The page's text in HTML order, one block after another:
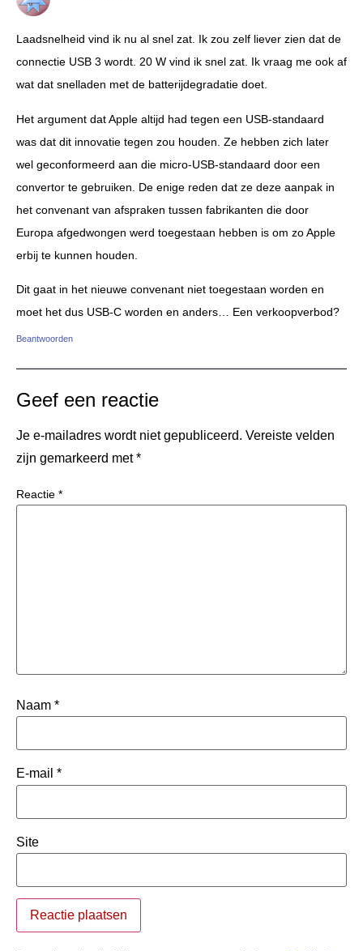
Laadsnelheid vind ik nu al snel zat. Ik zou zelf liever zien dat de
connectie USB 3 wordt. 20 W vind ik snel zat. Ik vraag me ook af
wat dat snelladen met de batterijdegradatie doet.
Het argument dat Apple altijd had tegen een USB-standaard
was dat dit innovatie tegen zou houden. Ze hebben zich later
wel geconformeerd aan die micro-USB-standaard door een
convertor te gebruiken. De enige reden dat ze deze aanpak in
het convenant van afspraken tussen fabrikanten die door
Europa afgedwongen werd toegestaan hebben is om zo Apple
erbij te kunnen houden.
Dit gaat in het nieuwe convenant niet toegestaan worden en
moet het dus USB-C worden en anders… Een verkoopverbod?
Beantwoorden
Geef een reactie
Je e-mailadres wordt niet gepubliceerd. Vereiste velden
zijn gemarkeerd met*
Reactie *
Naam *
E-mail *
Site